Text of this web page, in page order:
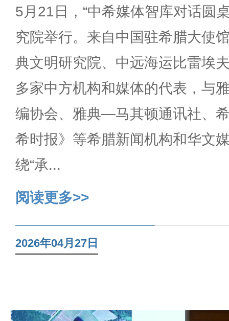
5月21日，“中希媒体智库对话圆
究院举行。来自中国驻希腊大使
典文明研究院、中远海运比雷埃
多家中方机构和媒体的代表，与
编协会、雅典—马其顿通讯社、
希时报》等希腊新闻机构和华文
绕“承...
阅读更多>>
2026年04月27日